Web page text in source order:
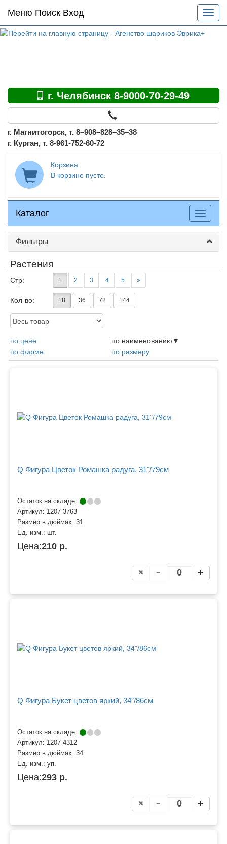
Основное
меню
по
Меню Поиск Вход
меню
г. Челябинск 8-9000-70-29-49
г. Магнитогорск, т. 8–908–828–35–38
г. Курган, т. 8-961-752-60-72
Корзина
В корзине пусто.
Каталог
Каталог
меню
Фильтры
Растения
Стр: 1 2 3 4 5 »
Кол-во: 18 36 72 144
Доступность:
по цене
по наименованию
по фирме
по размеру
Q Фигура Цветок Ромашка радуга, 31"/79см
Остаток на складе:
Артикул: 1207-3763
Размер в дюймах: 31
Ед. изм.: шт.
Цена:210 р.
Q Фигура Букет цветов яркий, 34"/86см
Остаток на складе:
Артикул: 1207-4312
Размер в дюймах: 34
Ед. изм.: уп.
Цена:293 р.